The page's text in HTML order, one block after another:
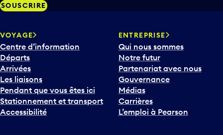
SOUSCRIRE
VOYAGE
Centre d’information
Départs
Arrivées
Les liaisons
Pendant que vous êtes ici
Stationnement et transport
Accessibilité
ENTREPRISE
Qui nous sommes
Notre futur
Partenariat avec nous
Gouvernance
Médias
Carrières
L’emploi à Pearson